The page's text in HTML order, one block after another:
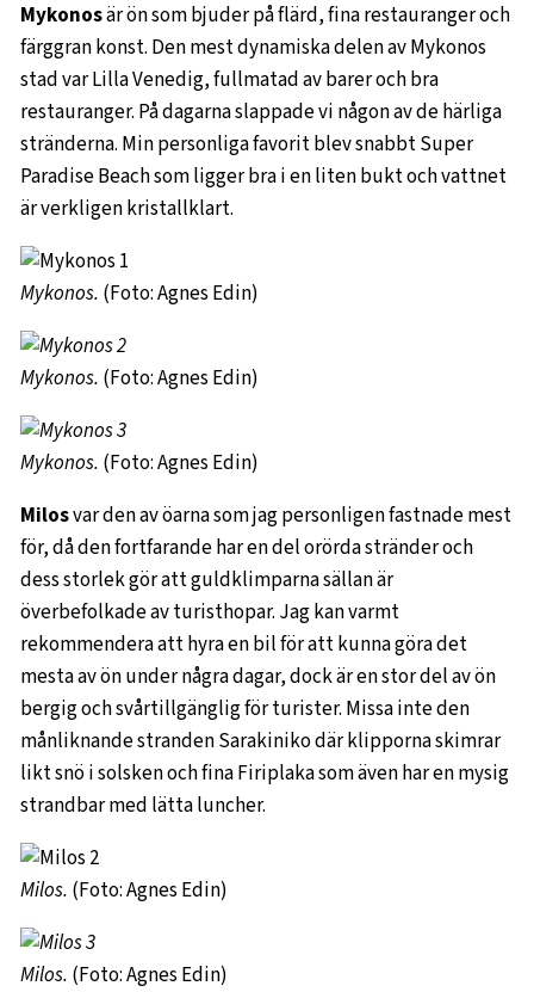
Mykonosär ön som bjuder på flärd, fina restauranger och
färggran konst. Den mest dynamiska delen av Mykonos
stad var Lilla Venedig, fullmatad av barer och bra
restauranger. På dagarna slappade vi någon av de härliga
stränderna. Min personliga favorit blev snabbt Super
Paradise Beach som ligger bra i en liten bukt och vattnet
är verkligen kristallklart.
Mykonos. (Foto: Agnes Edin)
Mykonos. (Foto: Agnes Edin)
Mykonos. (Foto: Agnes Edin)
Milosvar den av öarna som jag personligen fastnade mest
för, då den fortfarande har en del orörda stränder och
dess storlek gör att guldklimparna sällan är
överbefolkade av turisthopar. Jag kan varmt
rekommendera att hyra en bil för att kunna göra det
mesta av ön under några dagar, dock är en stor del av ön
bergig och svårtillgänglig för turister. Missa inte den
månliknande stranden Sarakiniko där klipporna skimrar
likt snö i solsken och fina Firiplaka som även har en mysig
strandbar med lätta luncher.
Milos. (Foto: Agnes Edin)
Milos. (Foto: Agnes Edin)